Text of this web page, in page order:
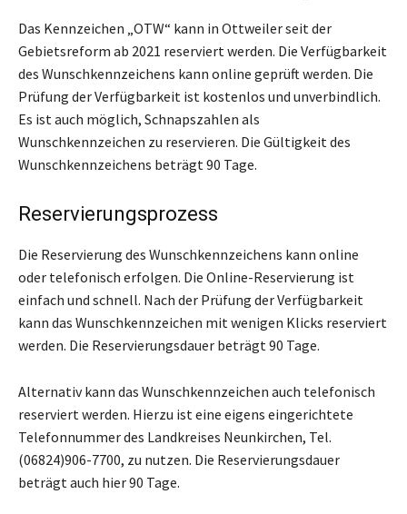
Das Kennzeichen „OTW“ kann in Ottweiler seit der
Gebietsreform ab 2021 reserviert werden. Die Verfügbarkeit
des Wunschkennzeichens kann online geprüft werden. Die
Prüfung der Verfügbarkeit ist kostenlos und unverbindlich.
Es ist auch möglich, Schnapszahlen als
Wunschkennzeichen zu reservieren. Die Gültigkeit des
Wunschkennzeichens beträgt 90 Tage.
Reservierungsprozess
Die Reservierung des Wunschkennzeichens kann online
oder telefonisch erfolgen. Die Online-Reservierung ist
einfach und schnell. Nach der Prüfung der Verfügbarkeit
kann das Wunschkennzeichen mit wenigen Klicks reserviert
werden. Die Reservierungsdauer beträgt 90 Tage.
Alternativ kann das Wunschkennzeichen auch telefonisch
reserviert werden. Hierzu ist eine eigens eingerichtete
Telefonnummer des Landkreises Neunkirchen, Tel.
(06824)906-7700, zu nutzen. Die Reservierungsdauer
beträgt auch hier 90 Tage.